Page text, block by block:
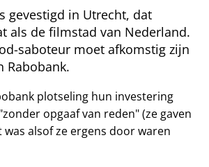
gevestigd in Utrecht, dat
als de filmstad van Nederland.
saboteur moet afkomstig zijn
Rabobank.
plotseling hun investering
zonder opgaaf van reden (ze gaven
was alsof ze ergens door waren